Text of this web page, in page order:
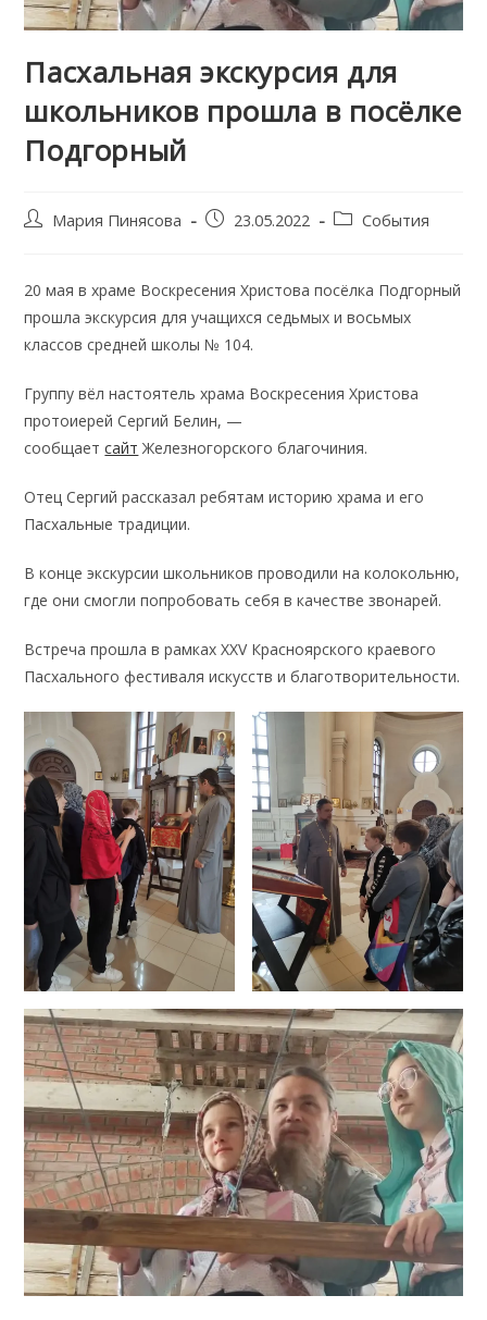
Пасхальная экскурсия для
школьников прошла в посёлке
Подгорный
PostМария Пинясова
Запись23.05.2022
PostСобытия
20 мая в храме Воскресения Христова посёлка Подгорный
прошла экскурсия для учащихся седьмых и восьмых
классов средней школы № 104.
Группу вёл настоятель храма Воскресения Христова
протоиерей Сергий Белин, —
сообщаетсайт Железногорского благочиния.
Отец Сергий рассказал ребятам историю храма и его
Пасхальные традиции.
В конце экскурсии школьников проводили на колокольню,
где они смогли попробовать себя в качестве звонарей.
Встреча прошла в рамках XXV Красноярского краевого
Пасхального фестиваля искусств и благотворительности.